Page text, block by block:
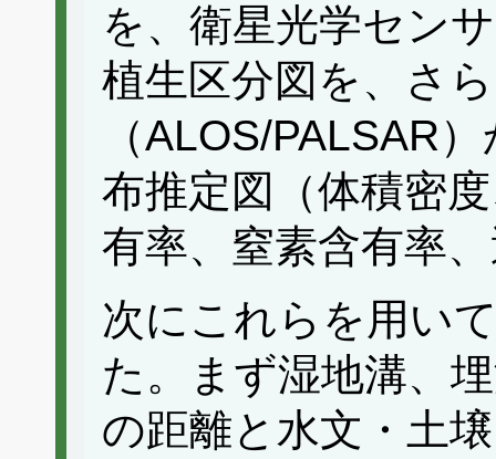
を、衛星光学セン
植生区分図を、さ
（ALOS/PALSAR
布推定図（体積密
有率、窒素含有率
次にこれらを用い
た。まず湿地溝、
の距離と水文・土